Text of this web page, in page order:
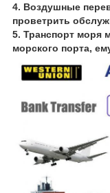
4. Воздушные
проветрить
5. Транспорт моря
морского порта,